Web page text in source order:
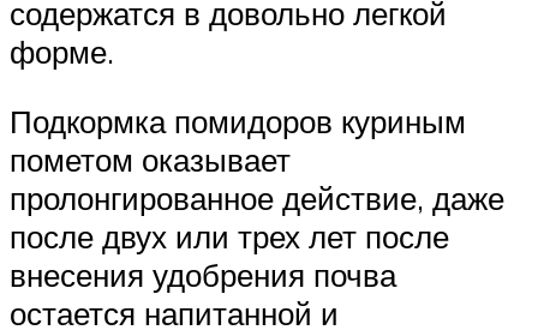
содержатся в довольно легкой
форме.
Подкормка помидоров куриным
пометом оказывает
пролонгированное действие, даже
после двух или трех лет после
внесения удобрения почва
остается напитанной и